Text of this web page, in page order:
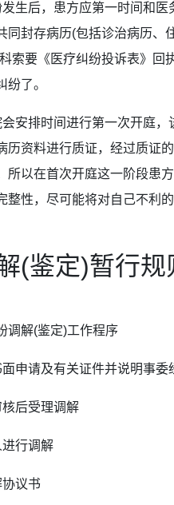
后，患方应第一时间和医
同封存病历(包括诊治病历、
索要《医疗纠纷投诉表》回
了。
排时间进行第一次开庭，
历资料进行质证，经过质证
所以在首次开庭这一阶段患
整性，尽可能将对自己不利
(鉴定)暂行
解(鉴定)工作程序
请及有关证件并说明事委
后受理调解
行调解
议书